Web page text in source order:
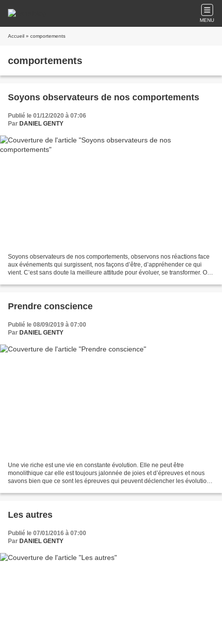
MENU
Accueil » comportements
comportements
Soyons observateurs de nos comportements
Publié le 01/12/2020 à 07:06
Par DANIEL GENTY
Soyons observateurs de nos comportements, observons nos réactions face
aux événements qui surgissent, nos façons d’être, d’appréhender ce qui
vient. C’est sans doute la meilleure attitude pour évoluer, se transformer. On
Prendre conscience
Publié le 08/09/2019 à 07:00
Par DANIEL GENTY
Une vie riche est une vie en constante évolution. Elle ne peut être
monolithique car elle est toujours jalonnée de joies et d’épreuves et nous
savons bien que ce sont les épreuves qui peuvent déclencher les évolutions
Les autres
Publié le 07/01/2016 à 07:00
Par DANIEL GENTY